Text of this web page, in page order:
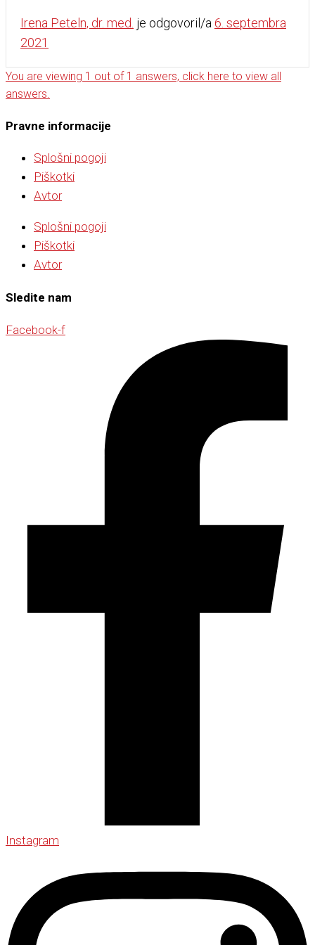
Irena Peteln, dr. med. je odgovoril/a 6. septembra
2021
You are viewing 1 out of 1 answers, click here to view all
answers.
Pravne informacije
Splošni pogoji
Piškotki
Avtor
Splošni pogoji
Piškotki
Avtor
Sledite nam
Facebook-f
Instagram